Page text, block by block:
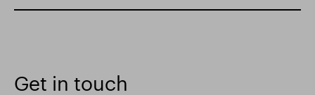
Get in touch